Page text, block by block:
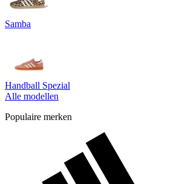
Samba
Handball Spezial
Alle modellen
Populaire merken